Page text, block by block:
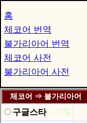
홈
체코어 번역
불가리아어 번역
체코어 사전
불가리아어 사전